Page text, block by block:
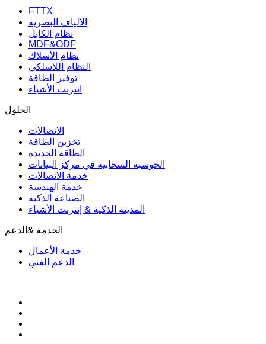
FTTX
الألياف البصرية
نظام الكابل
MDF&ODF
نظام الأسلاك
النظام اللاسلكي
توفير الطاقة
انترنت الأشياء
الحلول
الاتصالات
تخزين الطاقة
الطاقة الجديدة
الحوسبة السحابية في مركز البيانات
خدمة الاتصالات
خدمة الهندسة
الصناعة الذكية
المدينة الذكية & إنترنت الأشياء
الخدمة &الدعم
خدمة الأعمال
الدعم الفني